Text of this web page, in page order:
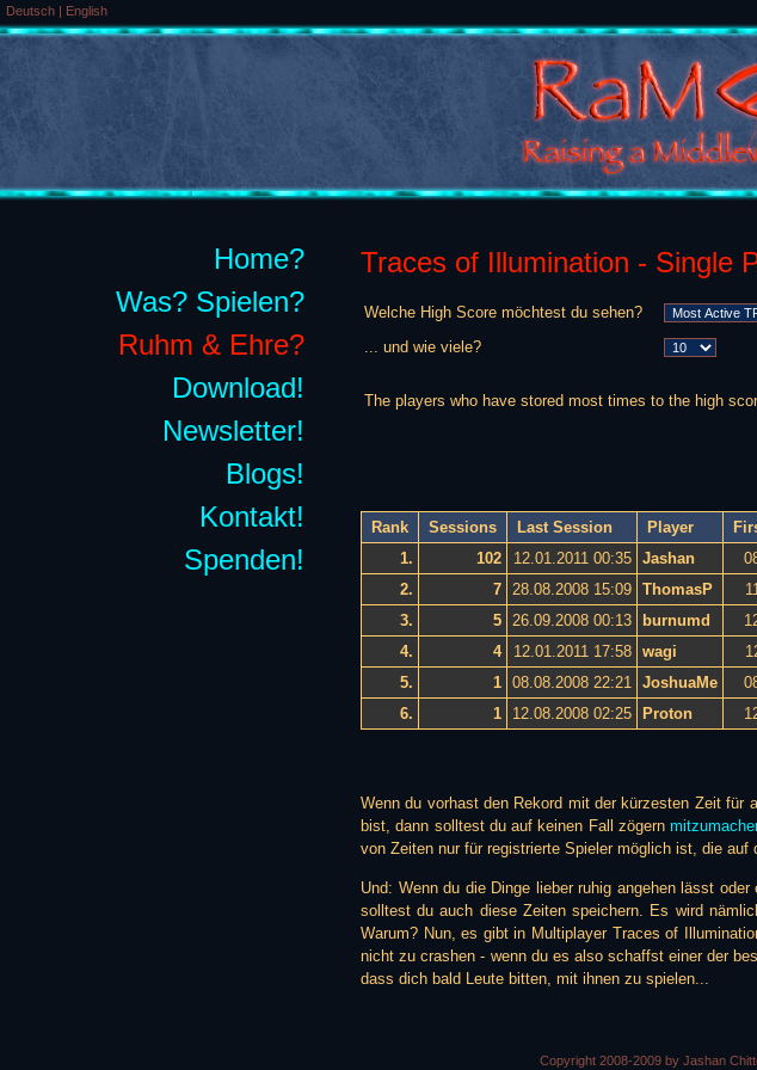
Deutsch | English
Home?
Was? Spielen?
Ruhm & Ehre?
Download!
Newsletter!
Blogs!
Kontakt!
Spenden!
Traces of Illumination - Single
Welche High Score möchtest du sehen?
... und wie viele?
The players who have stored most times to the high
Rank Sessions Last Session Player
1.
102 12.01.2011 00:35 Jashan
2.
7 28.08.2008 15:09 ThomasP
3.
5 26.09.2008 00:13 burnumd
4.
4 12.01.2011 17:58 wagi
5.
1 08.08.2008 22:21 JoshuaMe
6.
1 12.08.2008 02:25 Proton
Wenn du vorhast den Rekord mit der kürzesten Zeit für
bist, dann solltest du auf keinen Fall zögern
von Zeiten nur für registrierte Spieler möglich ist, die auf
Und: Wenn du die Dinge lieber ruhig angehen lässt
solltest du auch diese Zeiten speichern. Es wird
Warum? Nun, es gibt in Multiplayer Traces of
nicht zu crashen - wenn du es also schaffst einer der
dass dich bald Leute bitten, mit ihnen zu spielen...
Copyright 2008-2009 by Jashan